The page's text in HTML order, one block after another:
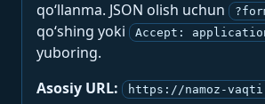
qo‘llanma. JSON olish uchun
qo‘shing yoki Accept:
yuboring.
Asosiy URL:
https://namoz-